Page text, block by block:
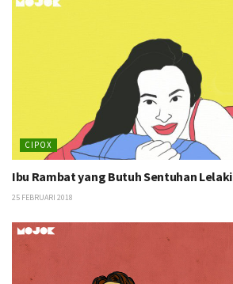
CIPOX
Ibu Rambat yang Butuh Sentuhan Lelaki
25 FEBRUARI 2018